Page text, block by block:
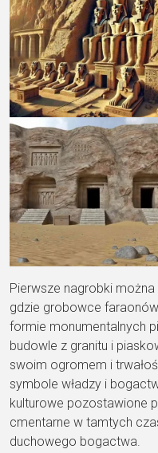
Pierwsze nagrobki
gdzie grobowce
formie monumentalnych
budowle z granitu i
swoim ogromem i
symbole władzy i
kulturowe pozostawione
cmentarne w tamtych
duchowego bogactwa.